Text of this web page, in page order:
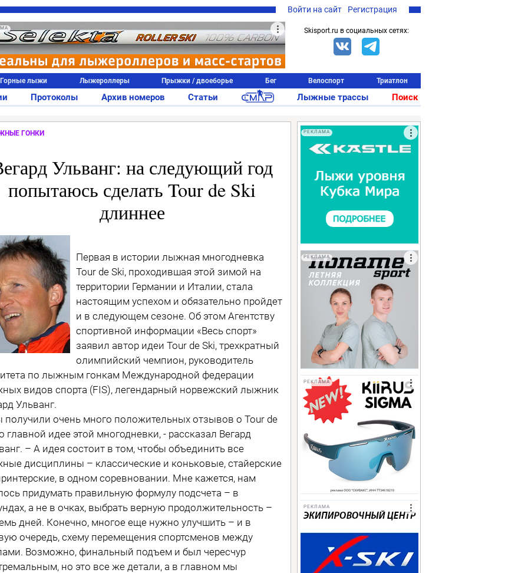
Войти на сайт Регистрация
Skisport.ru в социальных сетях:
Горные лыжи Лыжероллеры Прыжки / двоеборье Бег Велоспорт Триатлон
Протоколы Архив номеров Статьи Лыжные трассы Поиск
ГОНКИ
Ульванг: на следующий год
попытаюсь сделать Tour de Ski
длиннее
Первая в истории лыжная многодневка
Tour de Ski, проходившая этой зимой на
территории Германии и Италии, стала
настоящим успехом и обязательно пройдет
и в следующем сезоне. Об этом Агентству
спортивной информации «Весь спорт»
заявил автор идеи Tour de Ski, трехкратный
олимпийский чемпион, руководитель
по лыжным гонкам Международной федерации
видов спорта (FIS), легендарный норвежский лыжник
Ульванг.
очень много положительных отзывов о Tour de
главной идее этой многодневки, - рассказал Вегард
– А идея состоит в том, чтобы объединить все
дисциплины – классические и коньковые, стайерские
в одном соревновании. Мне кажется, нам
придумать правильную формулу подсчета – в
а не в очках, выбрать верную продолжительность –
дней. Конечно, многое еще нужно улучшить – и в
очередь, схему перемещения спортсменов между
Возможно, финальный подъем и был чересчур
но это все же детали, а в главном мы
РЕКЛАМА
РЕКЛАМА
РЕКЛАМА
РЕКЛАМА